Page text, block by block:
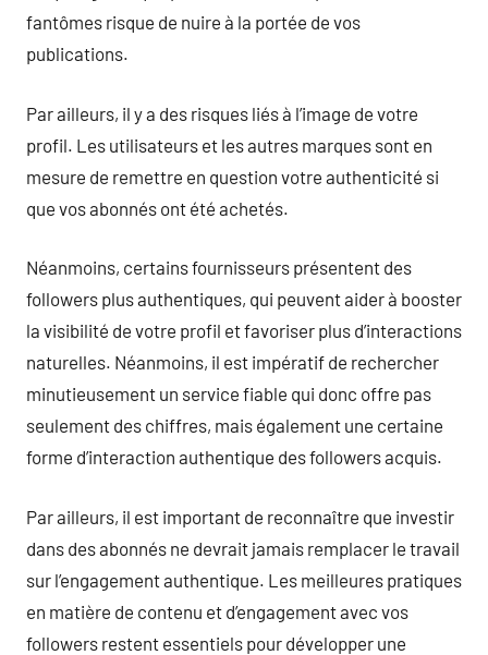
fantômes risque de nuire à la portée de vos
publications.
Par ailleurs, il y a des risques liés à l’image de votre
profil. Les utilisateurs et les autres marques sont en
mesure de remettre en question votre authenticité si
que vos abonnés ont été achetés.
Néanmoins, certains fournisseurs présentent des
followers plus authentiques, qui peuvent aider à booster
la visibilité de votre profil et favoriser plus d’interactions
naturelles. Néanmoins, il est impératif de rechercher
minutieusement un service fiable qui donc offre pas
seulement des chiffres, mais également une certaine
forme d’interaction authentique des followers acquis.
Par ailleurs, il est important de reconnaître que investir
dans des abonnés ne devrait jamais remplacer le travail
sur l’engagement authentique. Les meilleures pratiques
en matière de contenu et d’engagement avec vos
followers restent essentiels pour développer une